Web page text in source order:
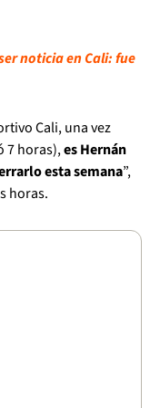
noticia en Cali: fue
Cali, una vez
7 horas),es Hernán
esta semana”,
horas.